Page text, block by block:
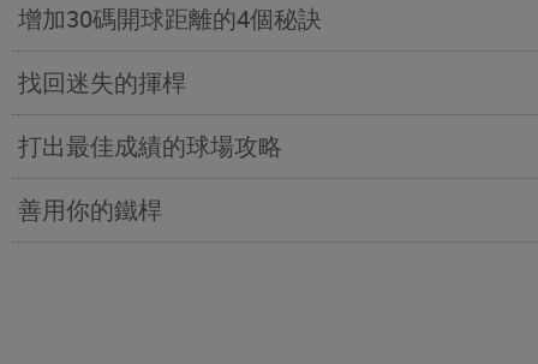
增加30碼開球距離的4個秘訣
找回迷失的揮桿
打出最佳成績的球場攻略
善用你的鐵桿